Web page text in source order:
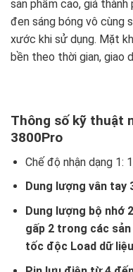
sản phẩm cao, giá
đen sáng bóng vô cùng
xước khi sử dụng. Mặt
bền theo thời gian, giao
Thông số kỹ thuật
3800Pro
Chế độ nhận dạng 1:
Dung lượng vân tay
Dung lượng bộ nhớ
gấp 2 trong các sản
tốc độc Load dữ